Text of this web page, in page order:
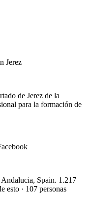
Jerez
de Jerez de la
para la formación de
Spain. 1.217
esto · 107 personas